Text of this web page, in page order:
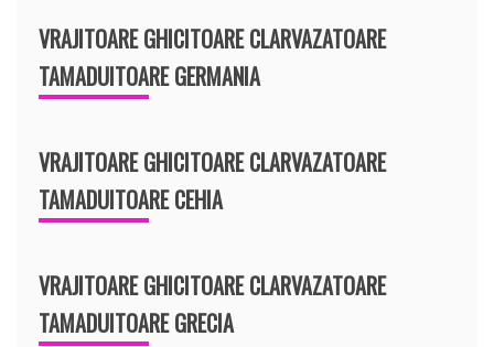
VRAJITOARE GHICITOARE CLARVAZATOARE
TAMADUITOARE GERMANIA
VRAJITOARE GHICITOARE CLARVAZATOARE
TAMADUITOARE CEHIA
VRAJITOARE GHICITOARE CLARVAZATOARE
TAMADUITOARE GRECIA